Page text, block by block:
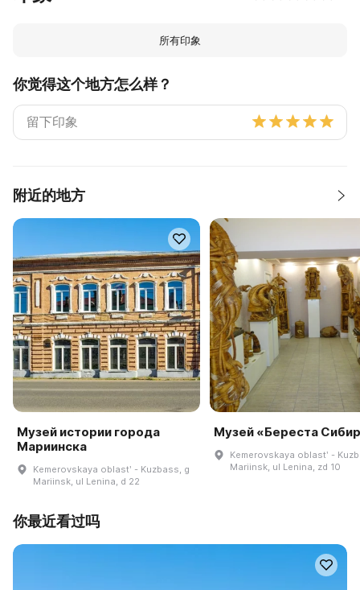
所有印象
你觉得这个地方怎么样？
附近的地方
Музей истории города
Мариинска
Kemerovskaya oblastʹ - Kuzbass, g
Mariinsk, ul Lenina, d 22
Музей «Береста
Kemerovskaya oblastʹ -
Mariinsk, ul Lenina, zd 10
你最近看过吗